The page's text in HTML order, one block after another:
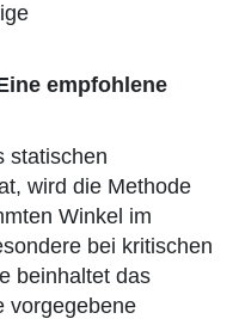
empfohlene
statischen
wird die Methode
Winkel im
bei kritischen
beinhaltet das
vorgegebene